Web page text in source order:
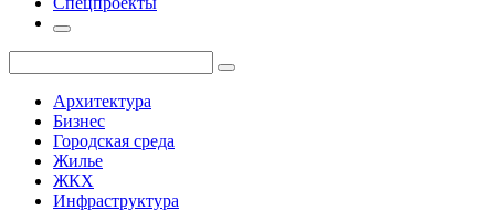
Архитектура
Бизнес
Городская среда
Жилье
ЖКХ
Инфраструктура